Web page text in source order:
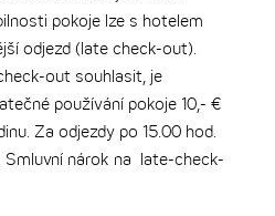
pokoje lze s hotelem
odjezd (late check-out).
out souhlasit, je
používání pokoje 10,- €
Za odjezdy po 15.00 hod.
Smluvní nárok na late-check-